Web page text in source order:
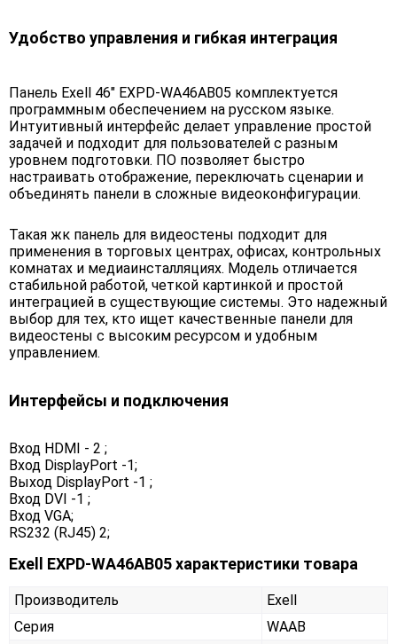
Удобство управления и гибкая интеграция
Панель Exell 46" EXPD-WA46AB05 комплектуется
программным обеспечением на русском языке.
Интуитивный интерфейс делает управление простой
задачей и подходит для пользователей с разным
уровнем подготовки. ПО позволяет быстро
настраивать отображение, переключать сценарии и
объединять панели в сложные видеоконфигурации.
Такая жк панель для видеостены подходит для
применения в торговых центрах, офисах, контрольных
комнатах и медиаинсталляциях. Модель отличается
стабильной работой, четкой картинкой и простой
интеграцией в существующие системы. Это надежный
выбор для тех, кто ищет качественные панели для
видеостены с высоким ресурсом и удобным
управлением.
Интерфейсы и подключения
Вход HDMI - 2 ;
Вход DisplayPort -1;
Выход DisplayPort -1 ;
Вход DVI -1 ;
Вход VGA;
RS232 (RJ45) 2;
Exell EXPD-WA46AB05 характеристики товара
Производитель
Exell
Серия
WAAB